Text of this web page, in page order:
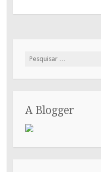
Pesquisar
A Blogger